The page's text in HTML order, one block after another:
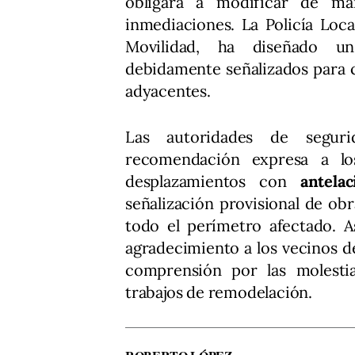
inmediaciones. La Policía
Movilidad, ha diseñado
debidamente señalizados para
adyacentes.
Las autoridades de
recomendación expresa a
desplazamientos con
señalización provisional de
todo el perímetro afectado.
agradecimiento a los vecinos
comprensión por las
trabajos de remodelación.